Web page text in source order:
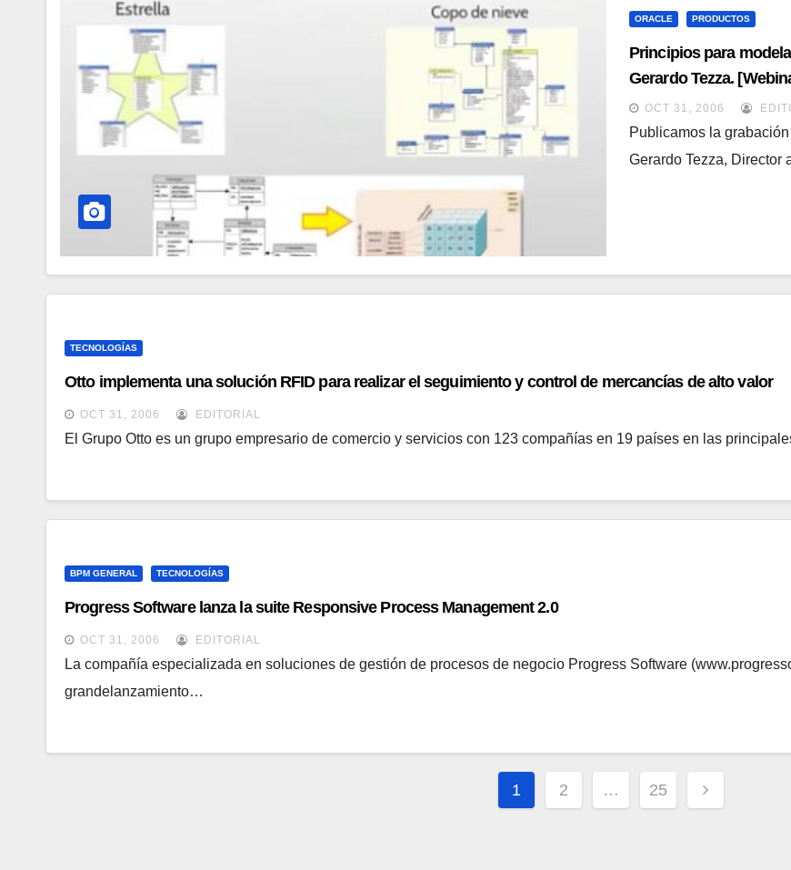
ORACLE PRODUCTOS
Principios para
Gerardo Tezza.
OCT 31, 2006
Publicamos la
Gerardo Tezza, Director
TECNOLOGÍAS
Otto implementa una solución RFID para realizar el seguimiento y control de mercancías de alto valor
OCT 31, 2006 EDITORIAL
El Grupo Otto es un grupo empresario de comercio y servicios con 123 compañías en 19 países en las
BPM GENERAL TECNOLOGÍAS
Progress Software lanza la suite Responsive Process Management 2.0
OCT 31, 2006 EDITORIAL
La compañía especializada en soluciones de gestión de procesos de negocio Progress Software
grandelanzamiento…
Paginación
de
1 2 … 25